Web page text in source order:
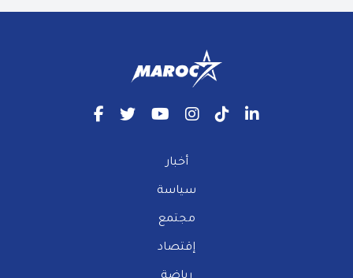
أخبار
سياسة
مجتمع
إقتصاد